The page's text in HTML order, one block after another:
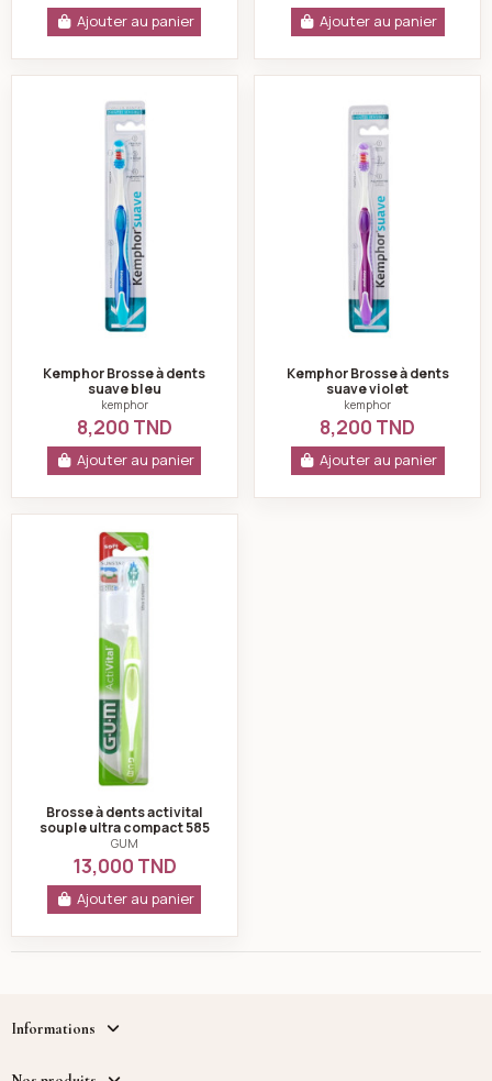
Ajouter au panier Ajouter au panier
Kemphor Brosse à dents
suave bleu
kemphor
8,200 TND
Ajouter au panier
Kemphor Brosse à dents
suave violet
kemphor
8,200 TND
Ajouter au panier
Brosse à dents activital souple ultra compact 585
Brosse à dents activital
souple ultra compact 585
vert - gum
GUM
13,000 TND
Ajouter au panier
Informations